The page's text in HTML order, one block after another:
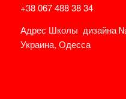
+38 067 488 38 34
Адрес Школы дизайна
Украина, Одесса